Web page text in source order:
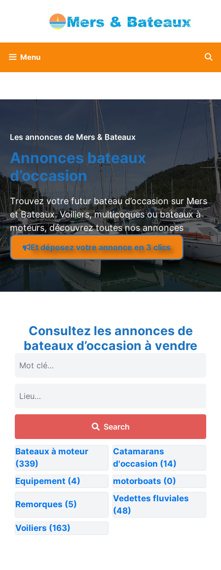
Menu
Les annonces de Mers & Bateaux
Annonces bateaux
d’occasion
Trouvez votre futur bateau d’occasion sur Mers
et Bateaux. Voiliers, multicoques ou bateaux à
moteurs, découvrez toutes nos annonces
Et déposez votre annonce en 3 clics
Consultez les annonces de
bateaux d’occasion à vendre
Search
Bateaux à moteur
(339)
Catamarans
d'occasion (14)
Equipement (4) motorboats (0)
Remorques (5)
Vedettes fluviales
(48)
Voiliers (163)